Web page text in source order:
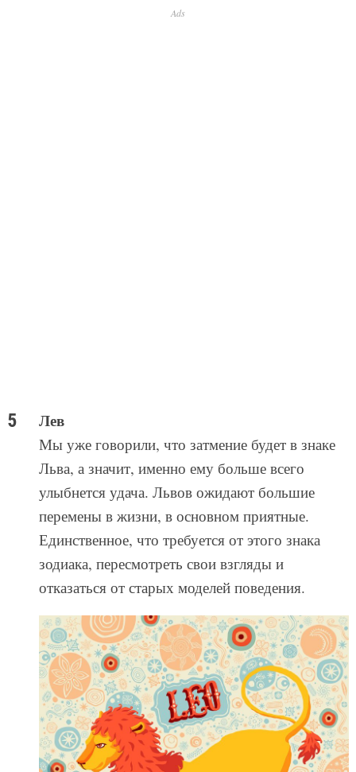
Ads
Лев
Мы уже говорили, что затмение будет в знаке
Льва, а значит, именно ему больше всего
улыбнется удача. Львов ожидают большие
перемены в жизни, в основном приятные.
Единственное, что требуется от этого знака
зодиака, пересмотреть свои взгляды и
отказаться от старых моделей поведения.